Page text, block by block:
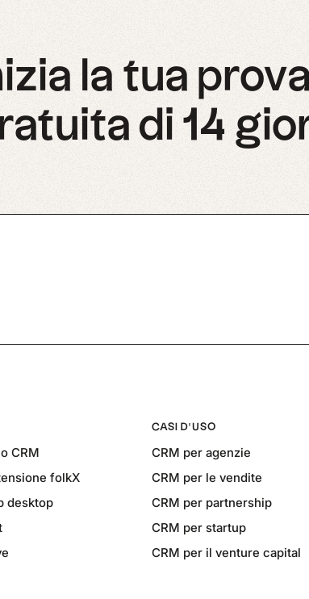
la tua prova
di 14
CRM
folkX
desktop
CASI D'USO
CRM per agenzie
CRM per le vendite
CRM per partnership
CRM per startup
CRM per il venture capital